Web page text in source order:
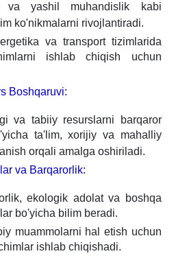
va yashil muhandislik kabi
ko'nikmalarni rivojlantiradi.
va transport tizimlarida
ishlab chiqish uchun
Boshqaruvi:
va tabiiy resurslarni barqaror
ta'lim, xorijiy va mahalliy
orqali amalga oshiriladi.
va Barqarorlik:
ekologik adolat va boshqa
bo'yicha bilim beradi.
muammolarni hal etish uchun
ishlab chiqishadi.